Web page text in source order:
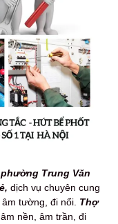
Trung Văn
dịch vụ chuyên cung
tường, đi nổi. Thợ
nền, âm trần, đi